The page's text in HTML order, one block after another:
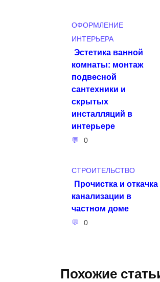
ОФОРМЛЕНИЕ
ИНТЕРЬЕРА
Эстетика ванной
комнаты: монтаж
подвесной
сантехники и
скрытых
инсталляций в
интерьере
0
СТРОИТЕЛЬСТВО
Прочистка и откачка
канализации в
частном доме
0
Похожие